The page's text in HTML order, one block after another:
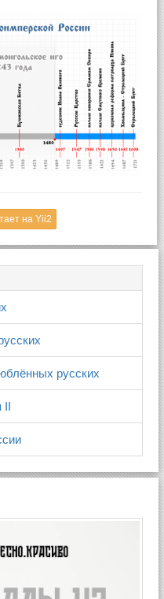
на Yii2
русских
II